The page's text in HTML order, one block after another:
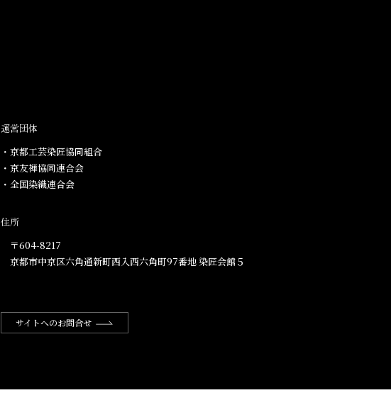
運営団体
・京都工芸染匠協同組合​
・京友禅協同連合会
・全国染織連合会
住所
〒604-8217
京都市中京区六角通新町西入西六角町97番地​ 染匠会館５
サイトへのお問合せ